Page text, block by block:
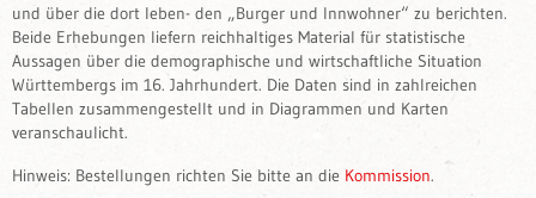
und über die dort leben- den „Burger und Innwohner“ zu berichten.
Beide Erhebungen liefern reichhaltiges Material für statistische
Aussagen über die demographische und wirtschaftliche Situation
Württembergs im 16. Jahrhundert. Die Daten sind in zahlreichen
Tabellen zusammengestellt und in Diagrammen und Karten
veranschaulicht.
Hinweis: Bestellungen richten Sie bitte an die Kommission.